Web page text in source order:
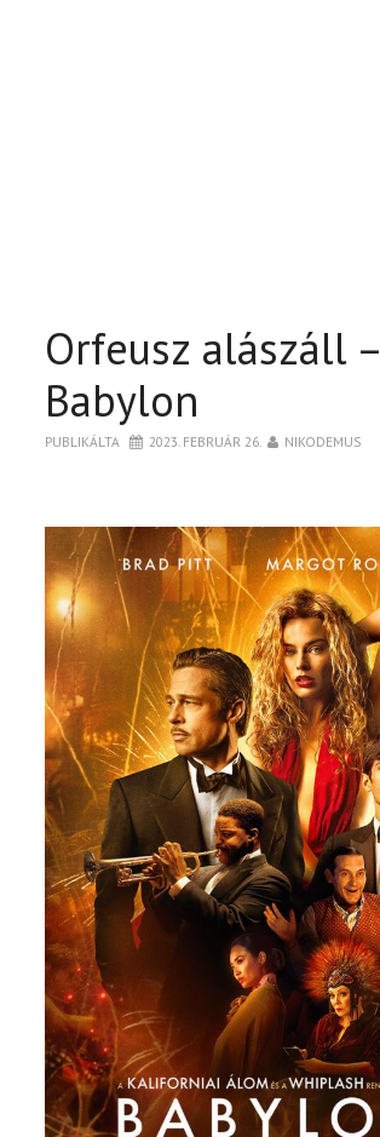
Orfeusz alászáll –
Babylon
PUBLIKÁLTA 2023. FEBRUÁR 26. NIKODEMUS